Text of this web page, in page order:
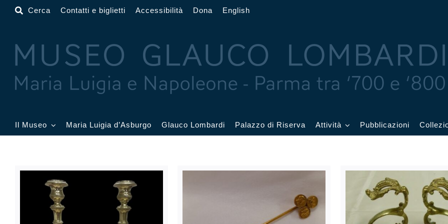
Salta
Cerca Contatti e biglietti Accessibilità Dona English
Il Museo
Sala Dorata Sala Toschi
Sala Francesi Sala Petitot
Maria Luigia d’Asburgo Glauco Lombardi Palazzo di Riserva Attività
Archivio eventi
Didattica e visite
Pubblicazioni